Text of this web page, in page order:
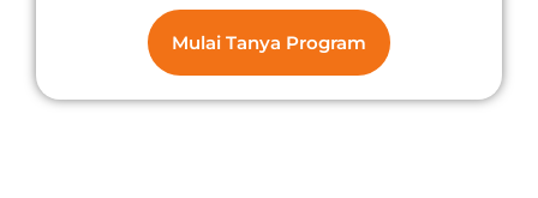
Mulai Tanya Program